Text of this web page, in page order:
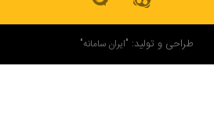
طراحی و تولید: "ایران سامانه"